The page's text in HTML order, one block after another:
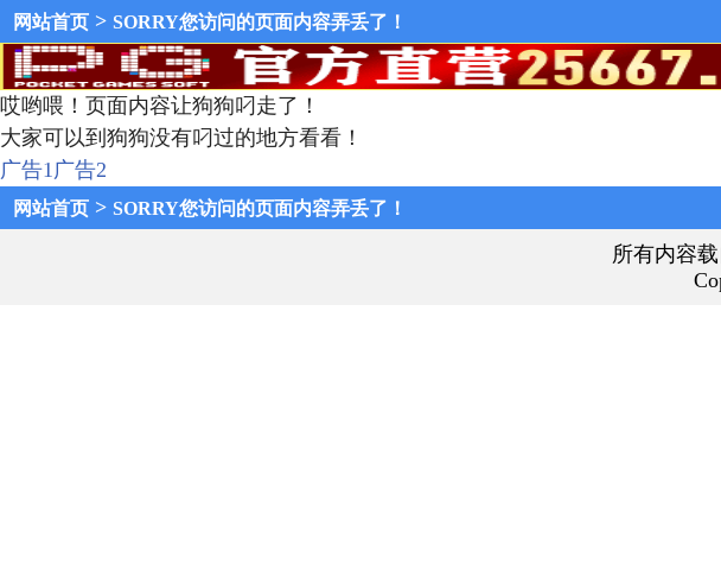
网站首页 > SORRY您访问的页面内容弄丢了！
哎哟喂！页面内容让狗狗叼走了！
大家可以到狗狗没有叼过的地方看看！
广告1广告2
网站首页 > SORRY您访问的页面内容弄丢了！
所有内容